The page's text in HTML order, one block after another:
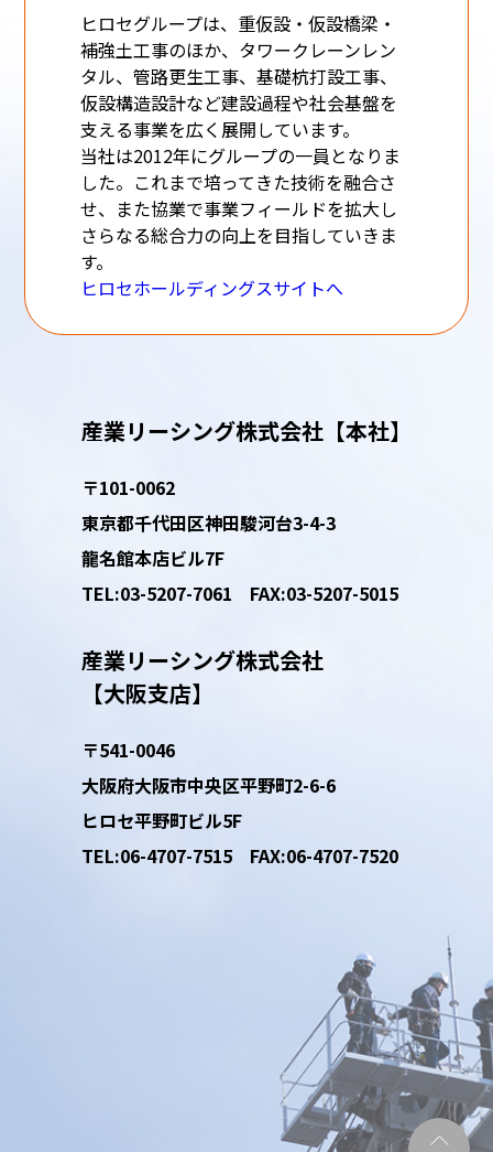
ヒロセグループは、重仮設・仮設橋梁・
補強土工事のほか、タワークレーンレン
タル、管路更生工事、基礎杭打設工事、
仮設構造設計など建設過程や社会基盤を
支える事業を広く展開しています。
当社は2012年にグループの一員となりま
した。これまで培ってきた技術を融合さ
せ、また協業で事業フィールドを拡大し
さらなる総合力の向上を目指していきま
す。
ヒロセホールディングスサイトへ
産業リーシング株式会社【本社】
〒101-0062
東京都千代田区神田駿河台3-4-3
龍名館本店ビル7F
TEL:03-5207-7061 FAX:03-5207-5015
産業リーシング株式会社
【大阪支店】
〒541-0046
大阪府大阪市中央区平野町2-6-6
ヒロセ平野町ビル5F
TEL:06-4707-7515 FAX:06-4707-7520